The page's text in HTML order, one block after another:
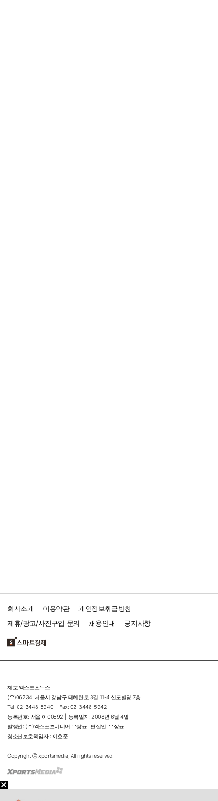
회사소개 이용약관
개인정보취급방침
제휴/광고/사진구입 문의
채용안내 공지사항
제호:엑스포츠뉴스
(우)06234, 서울시 강남구 테헤란로 8길 11-4 신도빌딩 7층
Tel: 02-3448-5940 |
Fax: 02-3448-5942
등록번호: 서울 아00592 |
등록일자: 2008년 6월 4일
발행인: (주)엑스포츠미디어 우상균 | 편집인: 우상균
청소년보호책임자 : 이호준
Copyright ⓒ xportsmedia, All rights reserved.